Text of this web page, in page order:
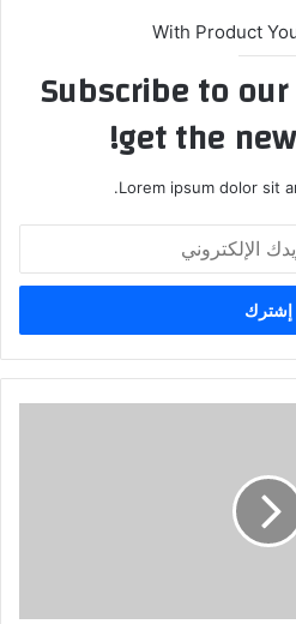
With Product
Subscribe to
get the
Lorem ipsum dolor sit